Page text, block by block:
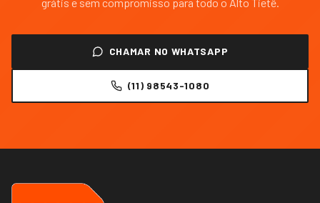
CHAMAR NO WHATSAPP
(11) 98543-1080